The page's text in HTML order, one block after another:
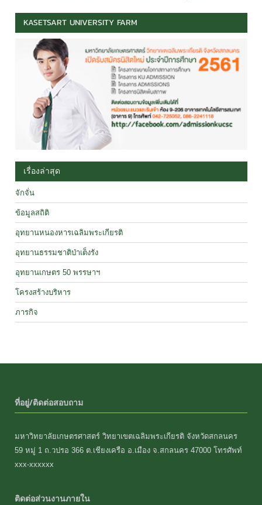
KASETSART UNIVERSITY FARM
เรื่องล่าสุด
จักจั่น
ข้อมูลสถิติ
อุทยานหนองหารเฉลิมพระเกียรติ
อุทยานธรรมชาติป่าเต็งรัง
อุทยานเกษตร 50 พรรษาฯ
โครงสร้างบริหาร
ภารกิจ
ที่อยู่/ติดต่อสอบถาม
มหาวิทยาลัยเกษตรศาสตร์ วิทยาเขตเฉลิมพระเกียรติ จังหวัดสกลนคร
59 หมู่ 1 ถ.วปรอ 366 ต.เชียงเครือ อ.เมือง จ.สกลนคร 47000 โทรศัพท์
xxx-xxxxxx
ติดต่อส่วนงานภายใน